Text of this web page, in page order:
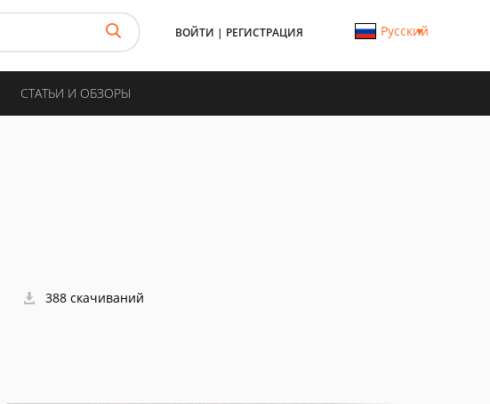
ВОЙТИ | РЕГИСТРАЦИЯ Русский
СТАТЬИ И ОБЗОРЫ
388 скачиваний